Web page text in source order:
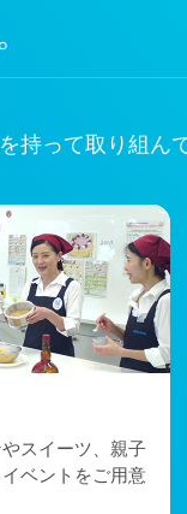
持って取り組ん
スイーツ、親子
ベントをご用意